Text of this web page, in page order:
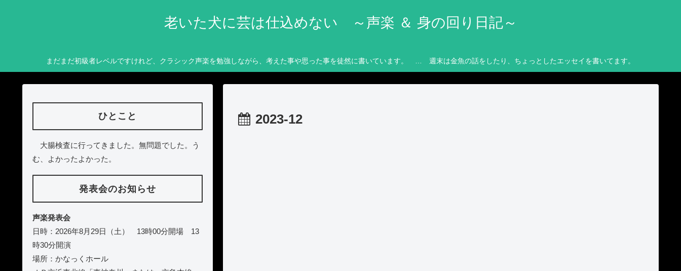
老いた犬に芸は仕込めない ～声楽 ＆ 身の回り日記～
まだまだ初級者レベルですけれど、クラシック声楽を勉強しながら、考えた事や思った事を徒然に書いています。 … 週末は金魚の話をしたり、ちょっとしたエッセイを書いてます。
2023-12
ひとこと
大腸検査に行ってきました。無問題でした。う
む、よかったよかった。
発表会のお知らせ
声楽発表会
日時：2026年8月29日（土） 13時00分開場 13
時30分開演
場所：かなっくホール